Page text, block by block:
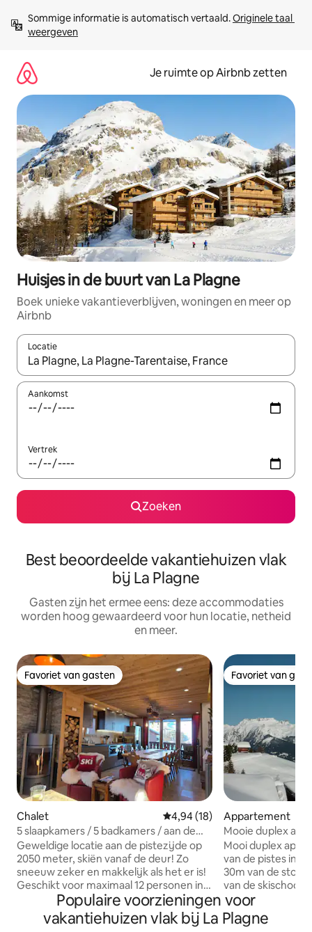
direct
naar
Sommige informatie is automatisch vertaald. Originele taal
weergeven
Je ruimte op Airbnb zetten
Huisjes in de buurt van La Plagne
Boek unieke vakantieverblijven, woningen en meer op
Airbnb
Locatie
Wanneer er suggesties beschikbaar zijn, maak je een keuze
Aankomst
Vertrek
Zoeken
Best beoordeelde vakantiehuizen vlak
bij La Plagne
Gasten zijn het ermee eens: deze accommodaties
worden hoog gewaardeerd voor hun locatie, netheid
en meer.
Favoriet van gasten
Favoriet van gasten
Chalet Gemiddelde beoordeling van
4,94 (18)
5 slaapkamers / 5 badkamers / aan de
piste / sneeuwzeker op 2050 m
Geweldige locatie aan de pistezijde op
2050 meter, skiën vanaf de deur! Zo
sneeuw zeker en makkelijk als het er is!
Geschikt voor maximaal 12 personen in 5
slaapkamers+ 5 badkamers - ideaal voor
groepen, vrienden en gezinnen. Gratis
parkeren, smart-tv en wifi. Echt dichtbij
Favoriet van
Favoriet van
Appartement
Mooie duplex
linnengoed
Mooi duplex
van de pistes in
30m van de
van de skischool
skilift), op vijf
winkels. Het
de 3e en
Populaire voorzieningen voor
vakantiehuizen vlak bij La Plagne